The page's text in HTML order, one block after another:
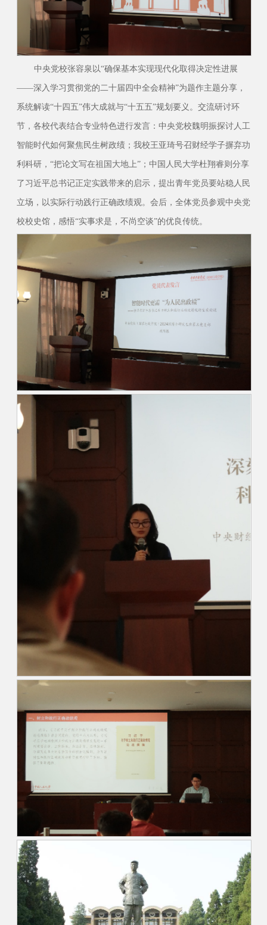
中央党校张容泉以“确保基本实现现代化取得决定性进展
——深入学习贯彻党的二十届四中全会精神”为题作主题分享，
系统解读“十四五”伟大成就与“十五五”规划要义。交流研讨环
节，各校代表结合专业特色进行发言：中央党校魏明振探讨人工
智能时代如何聚焦民生树政绩；我校王亚琦号召财经学子摒弃功
利科研，“把论文写在祖国大地上”；中国人民大学杜翔睿则分享
了习近平总书记正定实践带来的启示，提出青年党员要站稳人民
立场，以实际行动践行正确政绩观。会后，全体党员参观中央党
校校史馆，感悟“实事求是，不尚空谈”的优良传统。